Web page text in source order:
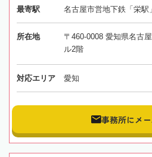
最寄駅 名古屋市営地下鉄「栄駅
所在地
〒460-0008 愛知県名古
ル2階
対応エリア 愛知
事務所にメ